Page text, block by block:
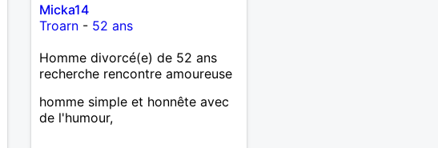
Micka14
Troarn - 52 ans
Homme divorcé(e) de 52 ans
recherche rencontre amoureuse
homme simple et honnête avec
de l'humour,